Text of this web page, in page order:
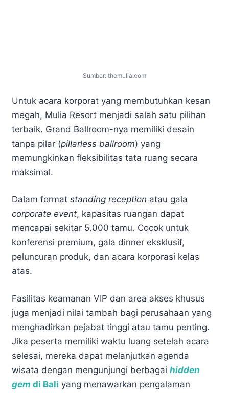
Sumber: themulia.com
Untuk acara korporat yang membutuhkan kesan
megah, Mulia Resort menjadi salah satu pilihan
terbaik. Grand Ballroom-nya memiliki desain
tanpa pilar (pillarless ballroom) yang
memungkinkan fleksibilitas tata ruang secara
maksimal.
Dalam format standing reception atau gala
corporate event, kapasitas ruangan dapat
mencapai sekitar 5.000 tamu. Cocok untuk
konferensi premium, gala dinner eksklusif,
peluncuran produk, dan acara korporasi kelas
atas.
Fasilitas keamanan VIP dan area akses khusus
juga menjadi nilai tambah bagi perusahaan yang
menghadirkan pejabat tinggi atau tamu penting.
Jika peserta memiliki waktu luang setelah acara
selesai, mereka dapat melanjutkan agenda
wisata dengan mengunjungi berbagai hidden
gem di Bali yang menawarkan pengalaman